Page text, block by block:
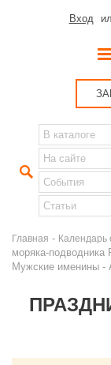
Вход
Главная - Календарь
моряка-
Мужские именины -